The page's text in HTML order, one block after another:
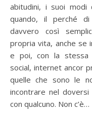
abitudini, i suoi
quando, il perché di
davvero così
propria vita, anche se
e poi, con la stessa
social, internet ancor
quelle che sono le
incontrare nel
con qualcuno. Non c’è…